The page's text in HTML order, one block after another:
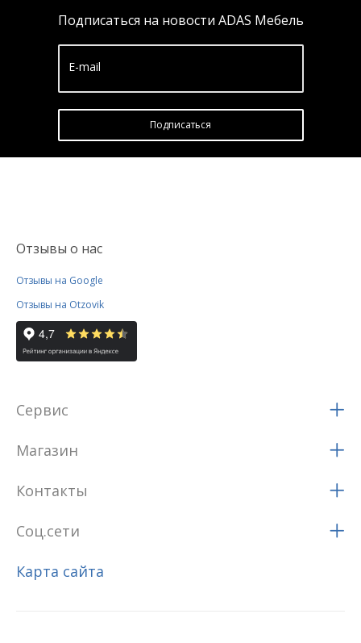
Подписаться на новости ADAS Мебель
E-mail
Подписатьcя
Отзывы о нас
Отзывы на Google
Отзывы на Otzovik
Сервис
Магазин
Контакты
Соц.сети
Карта сайта